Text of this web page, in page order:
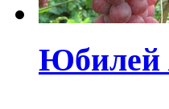
Юбилей